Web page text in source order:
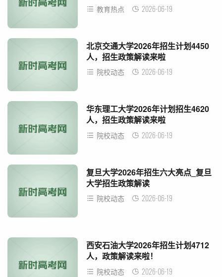
教育热点 2026-06-19
北京交通大学2026年招生计划4450
人，招生政策解读来啦
院校动态 2026-06-19
华东理工大学2026年计划招生4620
人，招生政策解读来啦
院校动态 2026-06-19
复旦大学2026年招生六大亮点_复旦
大学招生政策解读
院校动态 2026-06-19
西安石油大学2026年招生计划4712
人，政策解读来啦！
院校动态 2026-06-19